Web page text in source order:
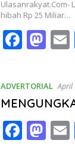
k
Ulasanrakyat.Com-
hibah Rp 25 Miliar…
F
e
b
o
o
M
to
d
o
n
l
ADVERTORIAL April
F M